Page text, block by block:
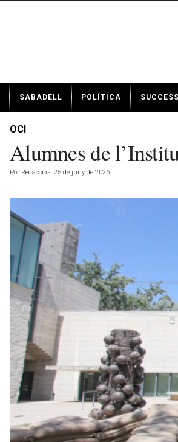
t
SABADELL POLÍTICA
OCI
Alumnes de
Por Redacció - 25 de juny de 2026